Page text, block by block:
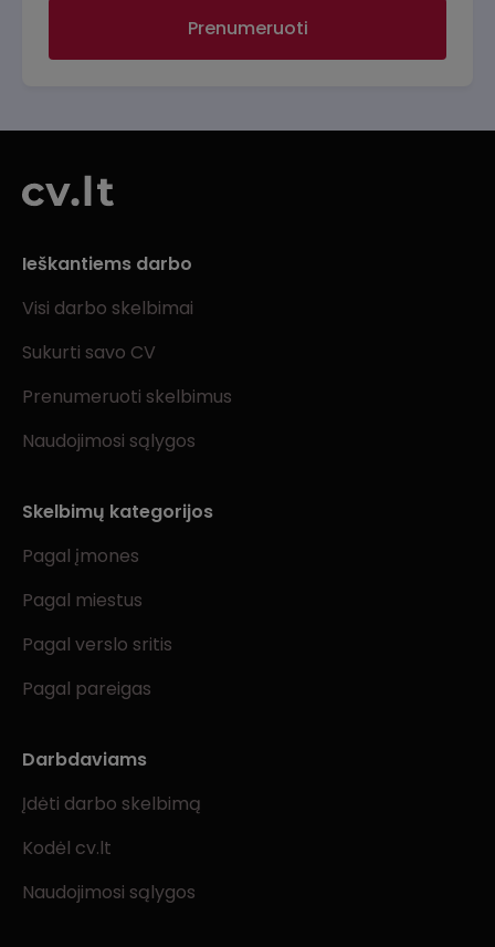
Prenumeruoti
Ieškantiems darbo
Visi darbo skelbimai
Sukurti savo CV
Prenumeruoti skelbimus
Naudojimosi sąlygos
Skelbimų kategorijos
Pagal įmones
Pagal miestus
Pagal verslo sritis
Pagal pareigas
Darbdaviams
Įdėti darbo skelbimą
Kodėl cv.lt
Naudojimosi sąlygos